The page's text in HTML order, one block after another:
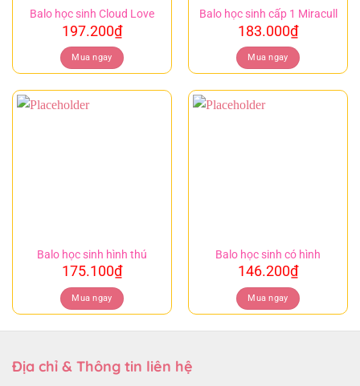
Balo học sinh Cloud Love
197.200₫
Mua ngay
Balo học sinh cấp 1 Miracull
183.000₫
Mua ngay
Balo học sinh hình thú
175.100₫
Mua ngay
Balo học sinh có hình
146.200₫
Mua ngay
Địa chỉ & Thông tin liên hệ